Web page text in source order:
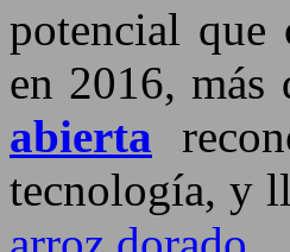
potencial
en 2016, más
abierta
tecnología, y